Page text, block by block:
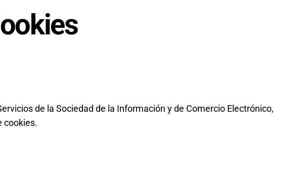
de la Sociedad de la Información y de Comercio Electrónico,
cookies.